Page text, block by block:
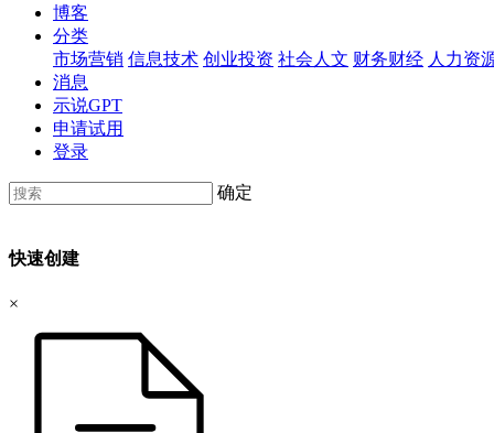
博客
分类
市场营销 信息技术 创业投资 社会人文 财务财经 人力资
消息
示说GPT
申请试用
登录
确定
快速创建
×